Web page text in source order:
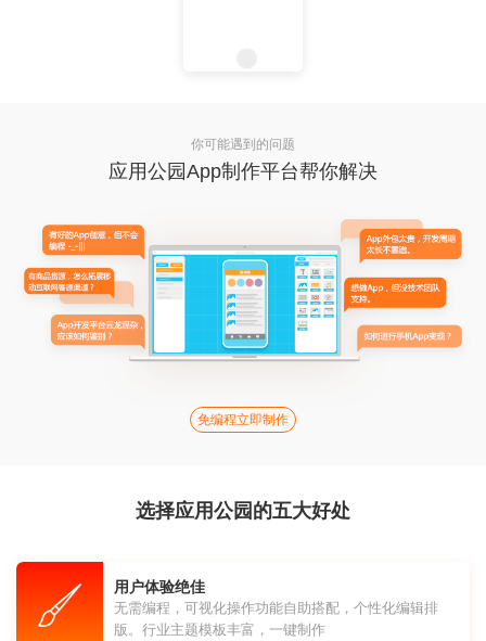
你可能遇到的问题
应用公园App制作平台帮你解决
免编程立即制作
选择应用公园的五大好处
用户体验绝佳
无需编程，可视化操作功能自助搭配，个性化编辑排
版。行业主题模板丰富，一键制作